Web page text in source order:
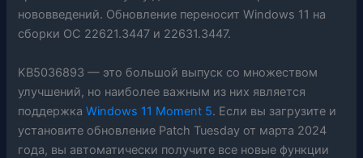
нововведений. Обновление переносит Windows 11 на
сборки ОС 22621.3447 и 22631.3447.
KB5036893 — это большой выпуск со множеством
улучшений, но наиболее важным из них является
поддержкаWindows 11 Moment 5. Если вы загрузите и
установите обновление Patch Tuesday от марта 2024
года, вы автоматически получите все новые функции